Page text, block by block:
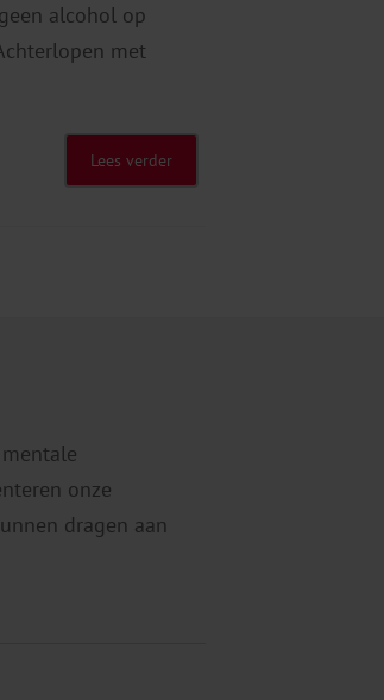
alcohol op
met
Lees verder
onze
dragen aan